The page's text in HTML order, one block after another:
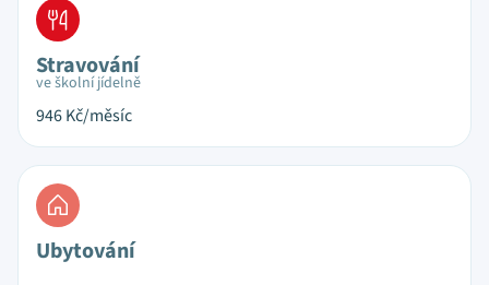
Stravování
ve školní jídelně
946Kč/měsíc
Ubytování